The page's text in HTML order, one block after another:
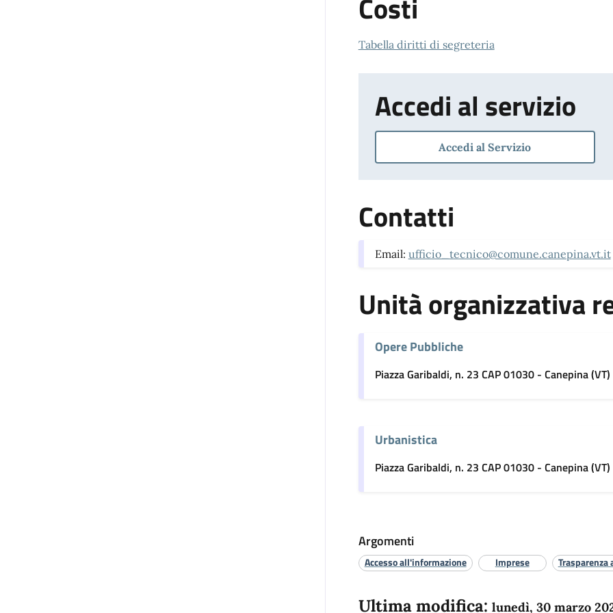
Costi
Tabella diritti di segreteria
Accedi al servizio
Accedi al Servizio
Contatti
Email: ufficio_tecnico@comune.canepina.vt.it
Unità organizzativa
Opere Pubbliche
Piazza Garibaldi, n. 23 CAP 01030 - Canepina (VT)
Urbanistica
Piazza Garibaldi, n. 23 CAP 01030 - Canepina (VT)
Argomenti
Accesso all'informazione Imprese
Ultima modifica: lunedì, 30 marzo